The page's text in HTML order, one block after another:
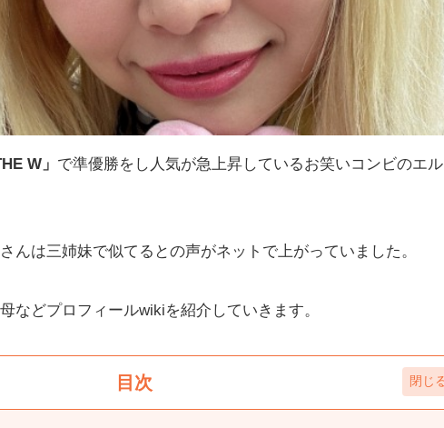
W」 で準優勝をし人気が急上昇しているお笑いコンビのエル
んは三姉妹で似てるとの声がネットで上がっていました。
などプロフィールwikiを紹介していきます。
目次